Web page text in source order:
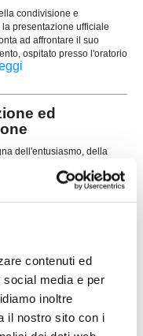
contenuti ed
social media e per
inoltre
il nostro sito con i
condivisione e
presentazione ufficiale
ad affrontare il suo
ospitato presso l'oratorio
ed
dell'entusiasmo, della
30 luglio la Telusiano-
ufficialmente nel corso
della nuova società,
da giocatori, staff tecnico,
preso